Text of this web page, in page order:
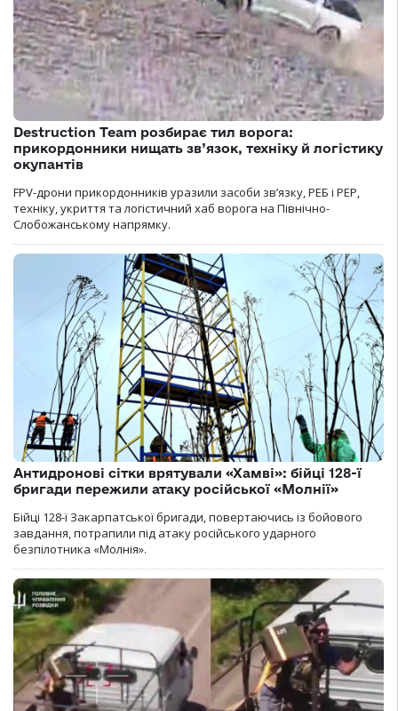
Destruction Team розбирає тил ворога:
прикордонники нищать зв’язок, техніку й логістику
окупантів
FPV-дрони прикордонників уразили засоби зв’язку, РЕБ і РЕР,
техніку, укриття та логістичний хаб ворога на Північно-
Слобожанському напрямку.
Антидронові сітки врятували «Хамві»: бійці 128-ї
бригади пережили атаку російської «Молнії»
Бійці 128-ї Закарпатської бригади, повертаючись із бойового
завдання, потрапили під атаку російського ударного
безпілотника «Молнія».